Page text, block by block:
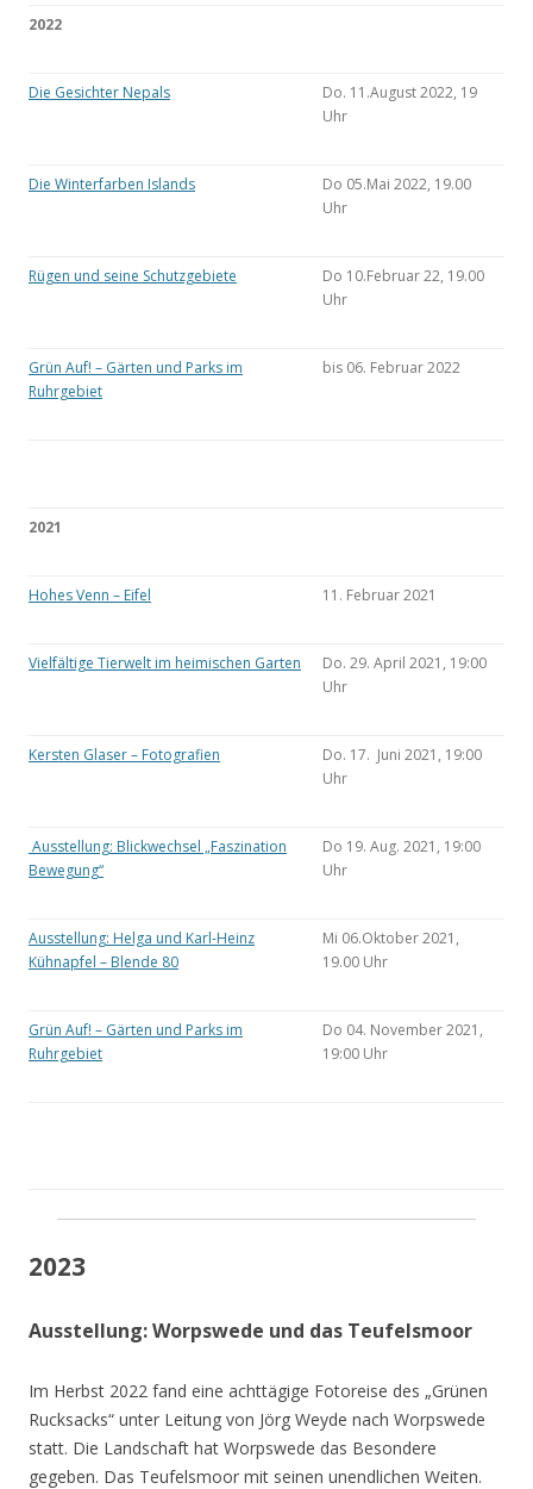
2022
Die Gesichter Nepals
Do. 11.August 2022, 19
Uhr
Die Winterfarben Islands
Do 05.Mai 2022, 19.00
Uhr
Rügen und seine Schutzgebiete
Do 10.Februar 22, 19.00
Uhr
Grün Auf! – Gärten und Parks im
Ruhrgebiet
bis 06. Februar 2022
2021
Hohes Venn – Eifel 11. Februar 2021
Vielfältige Tierwelt im heimischen Garten
Do. 29. April 2021, 19:00
Uhr
Kersten Glaser – Fotografien
Do. 17. Juni 2021, 19:00
Uhr
Ausstellung: Blickwechsel „Faszination
Bewegung“
Do 19. Aug. 2021, 19:00
Uhr
Ausstellung: Helga und Karl-Heinz
Kühnapfel – Blende 80
Mi 06.Oktober 2021,
19.00 Uhr
Grün Auf! – Gärten und Parks im
Ruhrgebiet
Do 04. November 2021,
19:00 Uhr
2023
Ausstellung: Worpswede und das Teufelsmoor
Im Herbst 2022 fand eine achttägige Fotoreise des „Grünen
Rucksacks“ unter Leitung von Jörg Weyde nach Worpswede
statt. Die Landschaft hat Worpswede das Besondere
gegeben. Das Teufelsmoor mit seinen unendlichen Weiten.